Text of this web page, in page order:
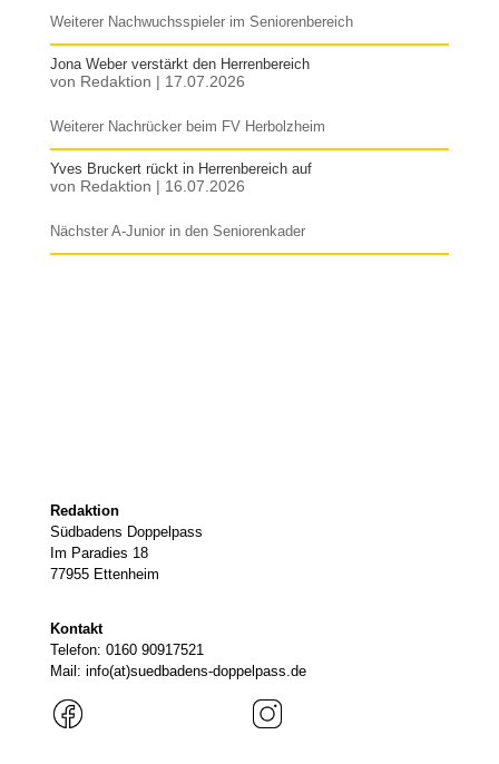
Weiterer Nachwuchsspieler im Seniorenbereich
Jona Weber verstärkt den Herrenbereich
von Redaktion | 17.07.2026
Weiterer Nachrücker beim FV Herbolzheim
Yves Bruckert rückt in Herrenbereich auf
von Redaktion | 16.07.2026
Nächster A-Junior in den Seniorenkader
Redaktion
Südbadens Doppelpass
Im Paradies 18
77955 Ettenheim
Kontakt
Telefon: 0160 90917521
Mail: info(at)suedbadens-doppelpass.de